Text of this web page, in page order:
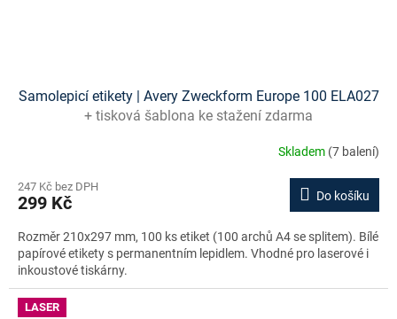
Samolepicí etikety | Avery Zweckform Europe 100 ELA027
+ tisková šablona ke stažení zdarma
Skladem (7 balení)
247 Kč bez DPH
299 Kč Do košíku
Rozměr 210x297 mm, 100 ks etiket (100 archů A4 se splitem). Bílé
papírové etikety s permanentním lepidlem. Vhodné pro laserové i
inkoustové tiskárny.
LASER